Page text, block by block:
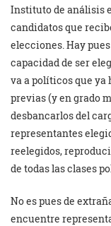
Instituto de análisis
candidatos que
elecciones. Hay
capacidad de ser
va a políticos que ya
previas (y en grado
desbancarlos del
representantes
reelegidos,
de todas las clases
No es pues de
encuentre